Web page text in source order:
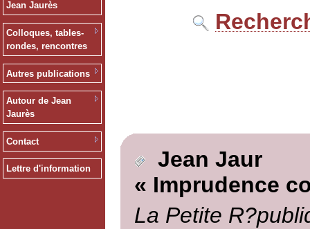
Jean Jaurès
Colloques, tables-
rondes, rencontres
Autres publications
Autour de Jean
Jaurès
Contact
Lettre d'information
Jean Jaur
« Imprudence
La Petite